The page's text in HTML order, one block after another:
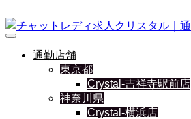
通勤店舗
東京都
Crystal-吉祥寺駅前店
神奈川県
Crystal-横浜店